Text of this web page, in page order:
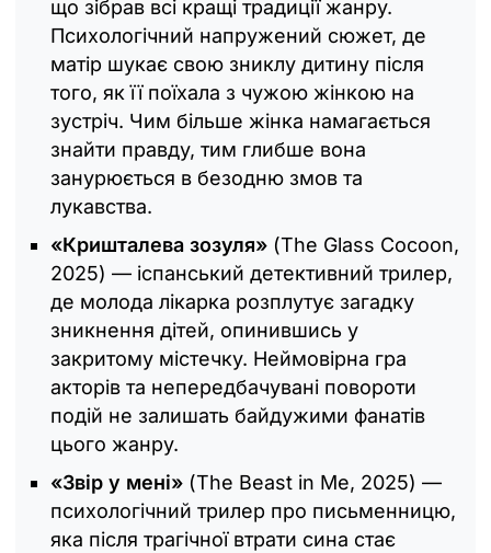
що зібрав всі кращі традиції жанру.
Психологічний напружений сюжет, де
матір шукає свою зниклу дитину після
того, як її поїхала з чужою жінкою на
зустріч. Чим більше жінка намагається
знайти правду, тим глибше вона
занурюється в безодню змов та
лукавства.
«Кришталева зозуля» (The Glass Cocoon,
2025) — іспанський детективний трилер,
де молода лікарка розплутує загадку
зникнення дітей, опинившись у
закритому містечку. Неймовірна гра
акторів та непередбачувані повороти
подій не залишать байдужими фанатів
цього жанру.
«Звір у мені» (The Beast in Me, 2025) —
психологічний трилер про письменницю,
яка після трагічної втрати сина стає